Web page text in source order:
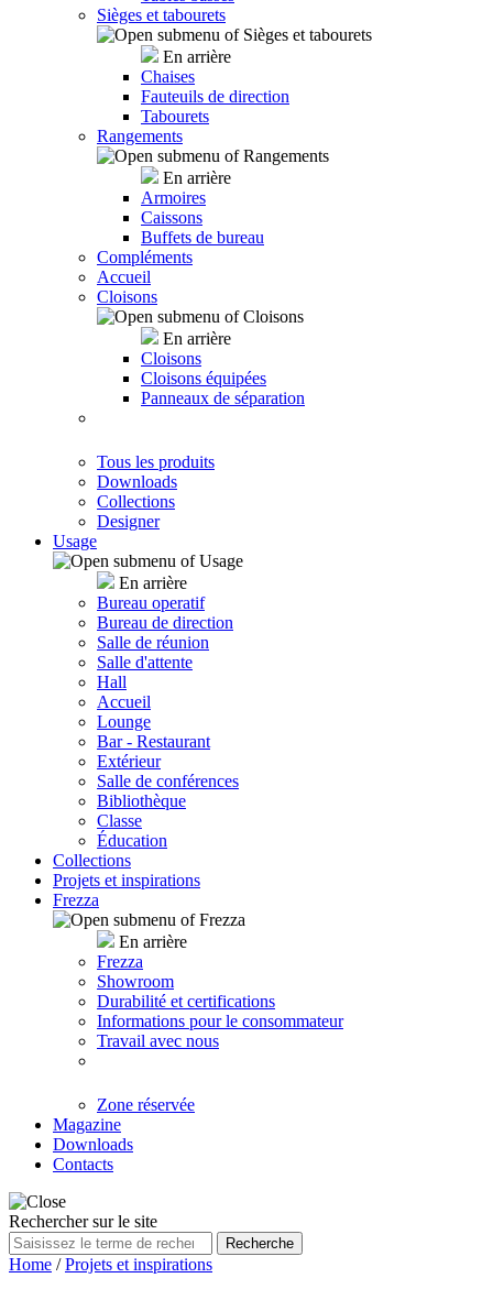
Sièges et tabourets
En arrière
Chaises
Fauteuils de direction
Tabourets
Rangements
En arrière
Armoires
Caissons
Buffets de bureau
Compléments
Accueil
Cloisons
En arrière
Cloisons
Cloisons équipées
Panneaux de séparation
Tous les produits
Downloads
Collections
Designer
Usage
En arrière
Bureau operatif
Bureau de direction
Salle de réunion
Salle d'attente
Hall
Accueil
Lounge
Bar - Restaurant
Extérieur
Salle de conférences
Bibliothèque
Classe
Éducation
Collections
Projets et inspirations
Frezza
En arrière
Frezza
Showroom
Durabilité et certifications
Informations pour le consommateur
Travail avec nous
Zone réservée
Magazine
Downloads
Contacts
Rechercher sur le site
Recherche
Home /Projets et inspirations